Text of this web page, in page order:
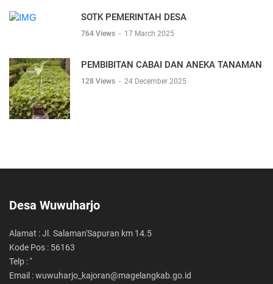
SOTK PEMERINTAH DESA
764 Views - 17 March 2025
PEMBIBITAN CABAI DAN ANEKA TANAMAN
128 Views - 24 December 2025
Desa Wuwuharjo
Alamat : Jl. Salaman'Sapuran km 14.5
Kode Pos : 56163
Telp : ''
Email : wuwuharjo_kajoran@magelangkab.go.id